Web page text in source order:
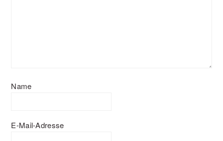
Name
E-Mail-Adresse